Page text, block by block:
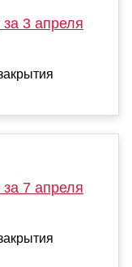
3 апреля
7 апреля